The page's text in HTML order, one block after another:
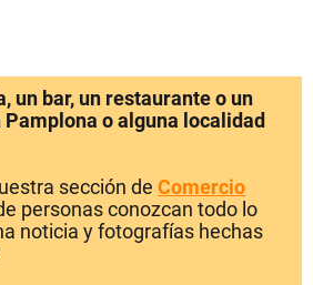
un bar, un restaurante o un
o alguna localidad
sección de Comercio
personas conozcan todo lo
noticia y fotografías hechas